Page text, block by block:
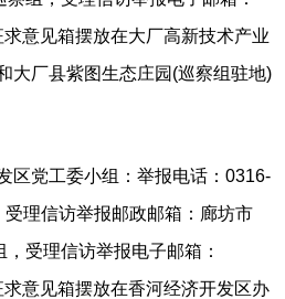
求意见箱摆放在大厂高新技术产业
大厂县紫图生态庄园(巡察组驻地)
党工委小组：举报电话：0316-
理信访举报邮政邮箱：廊坊市
受理信访举报电子邮箱：
求意见箱摆放在香河经济开发区办